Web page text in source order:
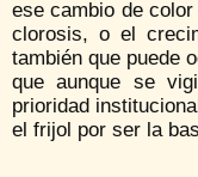
ese cambio de
clorosis, o el
también que puede
que aunque se
prioridad
el frijol por ser la